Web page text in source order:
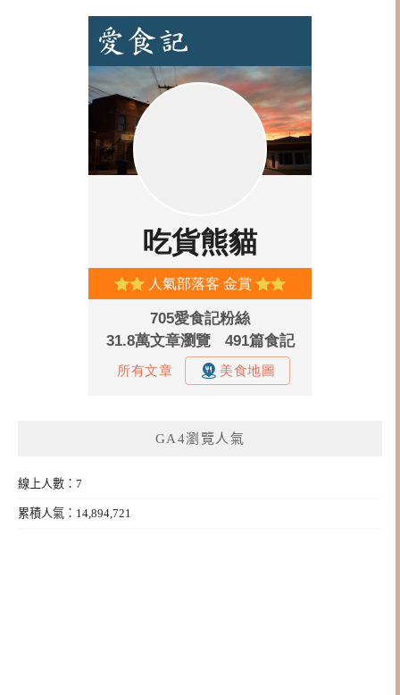
GA4瀏覽人氣
線上人數：7
累積人氣：14,894,721